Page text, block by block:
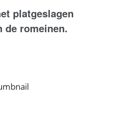
platgeslagen
de romeinen.